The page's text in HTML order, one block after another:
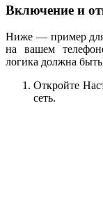
Включение и
Ниже — пример для
на вашем
логика должна
Откройте
сеть.